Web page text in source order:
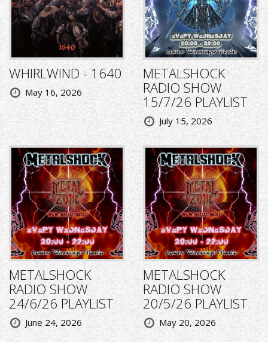
WHIRLWIND - 1640
May 16, 2026
METALSHOCK
RADIO SHOW
15/7/26 PLAYLIST
July 15, 2026
METALSHOCK
RADIO SHOW
24/6/26 PLAYLIST
June 24, 2026
METALSHOCK
RADIO SHOW
20/5/26 PLAYLIST
May 20, 2026